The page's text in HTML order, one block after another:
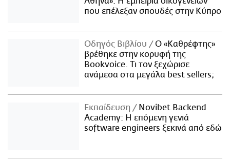
που επέλεξαν σπουδές στην Κύπρο
Οδηγός Βιβλίου
Ο «Καθρέφτης»
βρέθηκε στην κορυφή της
Bookvoice. Τι τον ξεχώρισε
ανάμεσα στα μεγάλα best sellers;
Εκπαίδευση
Novibet Backend
Academy: Η επόμενη γενιά
software engineers ξεκινά από εδώ